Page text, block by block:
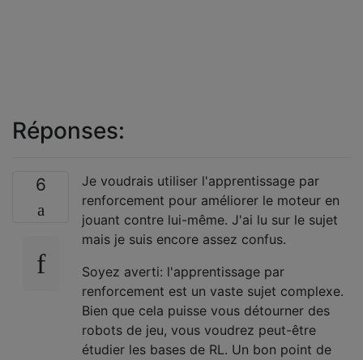
Réponses:
6
Je voudrais utiliser l'apprentissage par
renforcement pour améliorer le moteur en
jouant contre lui-même. J'ai lu sur le sujet
mais je suis encore assez confus.
Soyez averti: l'apprentissage par
renforcement est un vaste sujet complexe.
Bien que cela puisse vous détourner des
robots de jeu, vous voudrez peut-être
étudier les bases de RL. Un bon point de